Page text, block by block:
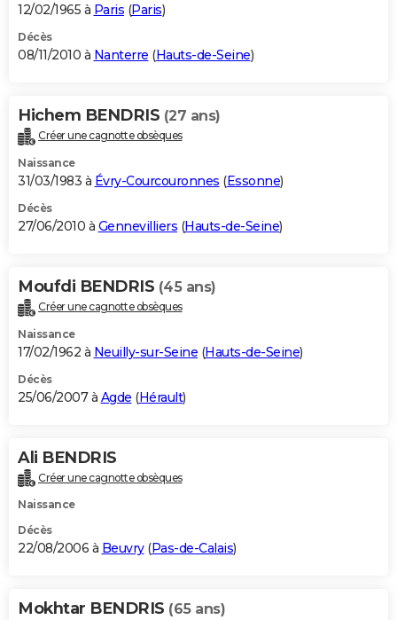
12/02/1965 à Paris (Paris)
Décès
08/11/2010 à Nanterre (Hauts-de-Seine)
Hichem BENDRIS (27 ans)
Créer une cagnotte obsèques
Naissance
31/03/1983 à Évry-Courcouronnes (Essonne)
Décès
27/06/2010 à Gennevilliers (Hauts-de-Seine)
Moufdi BENDRIS (45 ans)
Créer une cagnotte obsèques
Naissance
17/02/1962 à Neuilly-sur-Seine (Hauts-de-Seine)
Décès
25/06/2007 à Agde (Hérault)
Ali BENDRIS
Créer une cagnotte obsèques
Naissance
Décès
22/08/2006 à Beuvry(Pas-de-Calais)
Mokhtar BENDRIS (65 ans)